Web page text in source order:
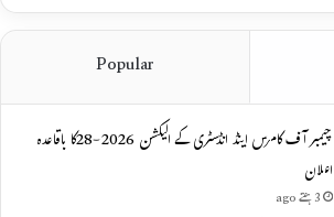
Popular
چیمبر آف کامرس اینڈ انڈسٹری کے الیکشن 2026-28کا باقاعدہ
اعلان
3 ہفتے ago